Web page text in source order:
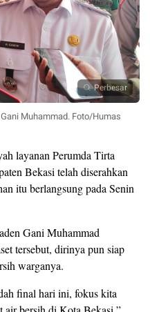
Perbesar
Muhammad. Foto/Humas
layanan Perumda Tirta
Bekasi telah diserahkan
itu berlangsung pada Senin
Gani Muhammad
tersebut, dirinya pun siap
warganya.
final hari ini, fokus kita